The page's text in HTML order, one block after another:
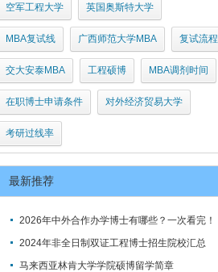
空军工程大学 英国奥斯特大学
MBA复试线 广西师范大学MBA 复试流程
交大安泰MBA 工程硕博 MBA调剂时间
在职博士申请条件 对外经济贸易大学
考研过线率
最新推荐
2026年中外合作办学博士有哪些？一次看完！
2024年非全日制双证工程博士招生院校汇总
马来西亚林肯大学学院硕博留学简章